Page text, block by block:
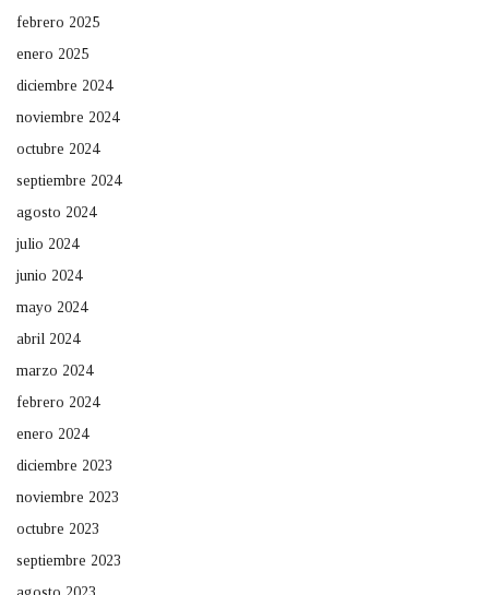
febrero 2025
enero 2025
diciembre 2024
noviembre 2024
octubre 2024
septiembre 2024
agosto 2024
julio 2024
junio 2024
mayo 2024
abril 2024
marzo 2024
febrero 2024
enero 2024
diciembre 2023
noviembre 2023
octubre 2023
septiembre 2023